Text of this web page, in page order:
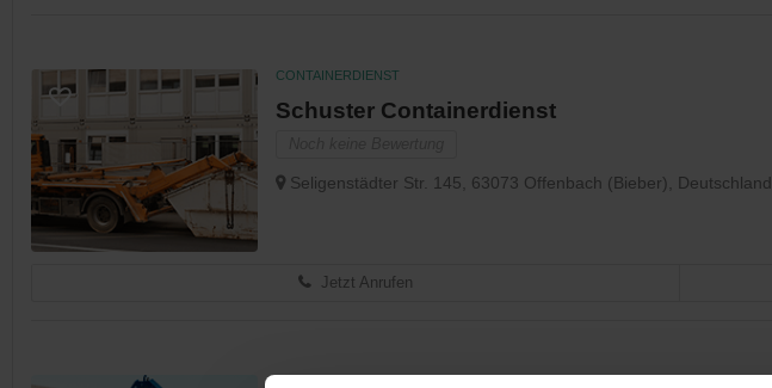
CONTAINERDIENST
Schuster Containerdienst
Seligenstädter Str. 145, 63073 Offenbach (Bieber), Deutschland
Jetzt Anrufen